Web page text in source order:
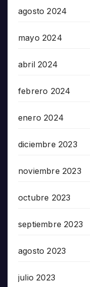
agosto 2024
mayo 2024
abril 2024
febrero 2024
enero 2024
diciembre 2023
noviembre 2023
octubre 2023
septiembre 2023
agosto 2023
julio 2023